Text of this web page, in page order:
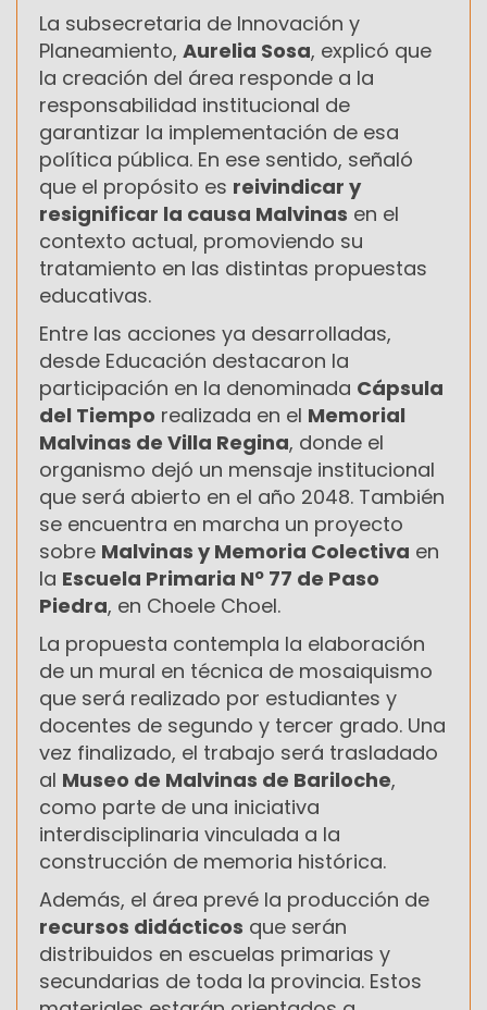
La subsecretaria de Innovación y
Planeamiento, Aurelia Sosa, explicó que
la creación del área responde a la
responsabilidad institucional de
garantizar la implementación de esa
política pública. En ese sentido, señaló
que el propósito es reivindicar y
resignificar la causa Malvinas en el
contexto actual, promoviendo su
tratamiento en las distintas propuestas
educativas.
Entre las acciones ya desarrolladas,
desde Educación destacaron la
participación en la denominada Cápsula
del Tiempo realizada en el Memorial
Malvinas de Villa Regina, donde el
organismo dejó un mensaje institucional
que será abierto en el año 2048. También
se encuentra en marcha un proyecto
sobre Malvinas y Memoria Colectiva en
la Escuela Primaria Nº 77 de Paso
Piedra, en Choele Choel.
La propuesta contempla la elaboración
de un mural en técnica de mosaiquismo
que será realizado por estudiantes y
docentes de segundo y tercer grado. Una
vez finalizado, el trabajo será trasladado
al Museo de Malvinas de Bariloche,
como parte de una iniciativa
interdisciplinaria vinculada a la
construcción de memoria histórica.
Además, el área prevé la producción de
recursos didácticos que serán
distribuidos en escuelas primarias y
secundarias de toda la provincia. Estos